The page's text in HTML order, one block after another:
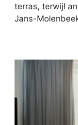
terras, terwijl
Jans-